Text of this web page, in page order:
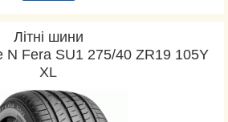
Літні шини
N Fera SU1 275/40 ZR19 105Y
XL